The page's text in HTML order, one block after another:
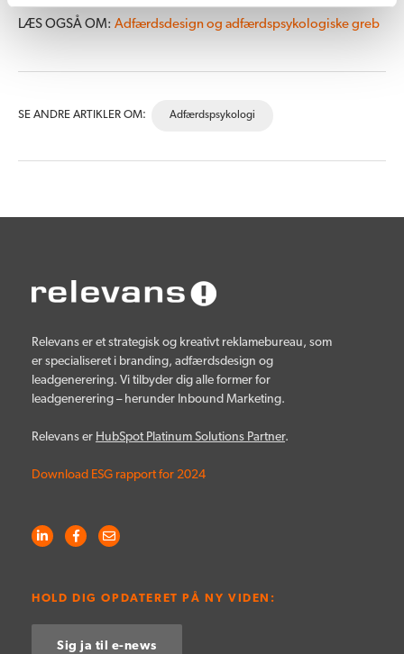
LÆS OGSÅ OM: Adfærdsdesign og adfærdspsykologiske greb
SE ANDRE ARTIKLER OM: Adfærdspsykologi
Relevans er et strategisk og kreativt reklamebureau, som
er specialiseret i branding, adfærdsdesign og
leadgenerering. Vi tilbyder dig alle former for
leadgenerering – herunder Inbound Marketing.
Relevans er HubSpot Platinum Solutions Partner.
Download ESG rapport for 2024
HOLD DIG OPDATERET PÅ NY VIDEN:
Sig ja til e-news